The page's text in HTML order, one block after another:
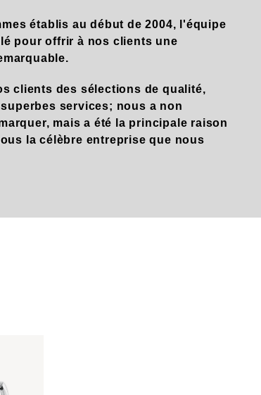
établis au début de 2004, l'équipe
pour offrir à nos clients une
clients des sélections de qualité,
services; nous a non
mais a été la principale raison
la célèbre entreprise que nous